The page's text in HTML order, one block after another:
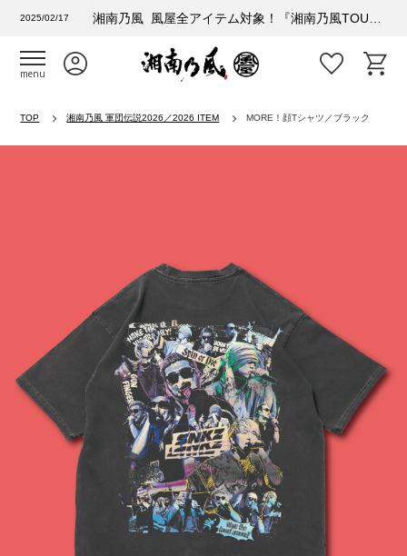
2025/02/17
menu
TOP 湘南乃風 軍団伝説2026／2026 ITEM MORE！顔Tシャツ／ブラック
Previous